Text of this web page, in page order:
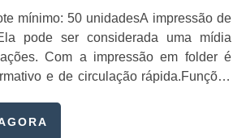
mínimo: 50 unidadesA impressão de
pode ser considerada uma mídia
Com a impressão em folder é
e de circulação rápida.Funções